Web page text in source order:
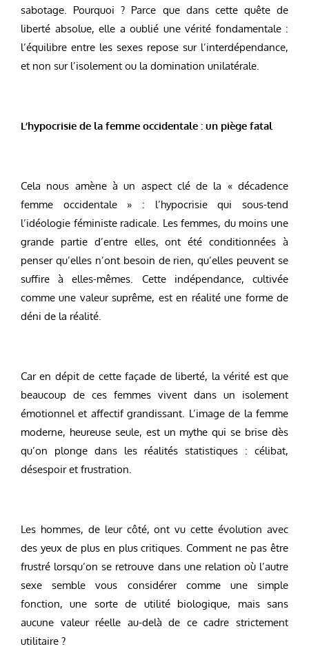
sabotage. Pourquoi ? Parce que dans cette quête de
liberté absolue, elle a oublié une vérité fondamentale :
l’équilibre entre les sexes repose sur l’interdépendance,
et non sur l’isolement ou la domination unilatérale.
L’hypocrisie de la femme occidentale : un piège fatal
Cela nous amène à un aspect clé de la « décadence
femme occidentale » : l’hypocrisie qui sous-tend
l’idéologie féministe radicale. Les femmes, du moins une
grande partie d’entre elles, ont été conditionnées à
penser qu’elles n’ont besoin de rien, qu’elles peuvent se
suffire à elles-mêmes. Cette indépendance, cultivée
comme une valeur suprême, est en réalité une forme de
déni de la réalité.
Car en dépit de cette façade de liberté, la vérité est que
beaucoup de ces femmes vivent dans un isolement
émotionnel et affectif grandissant. L’image de la femme
moderne, heureuse seule, est un mythe qui se brise dès
qu’on plonge dans les réalités statistiques : célibat,
désespoir et frustration.
Les hommes, de leur côté, ont vu cette évolution avec
des yeux de plus en plus critiques. Comment ne pas être
frustré lorsqu’on se retrouve dans une relation où l’autre
sexe semble vous considérer comme une simple
fonction, une sorte de utilité biologique, mais sans
aucune valeur réelle au-delà de ce cadre strictement
utilitaire ?